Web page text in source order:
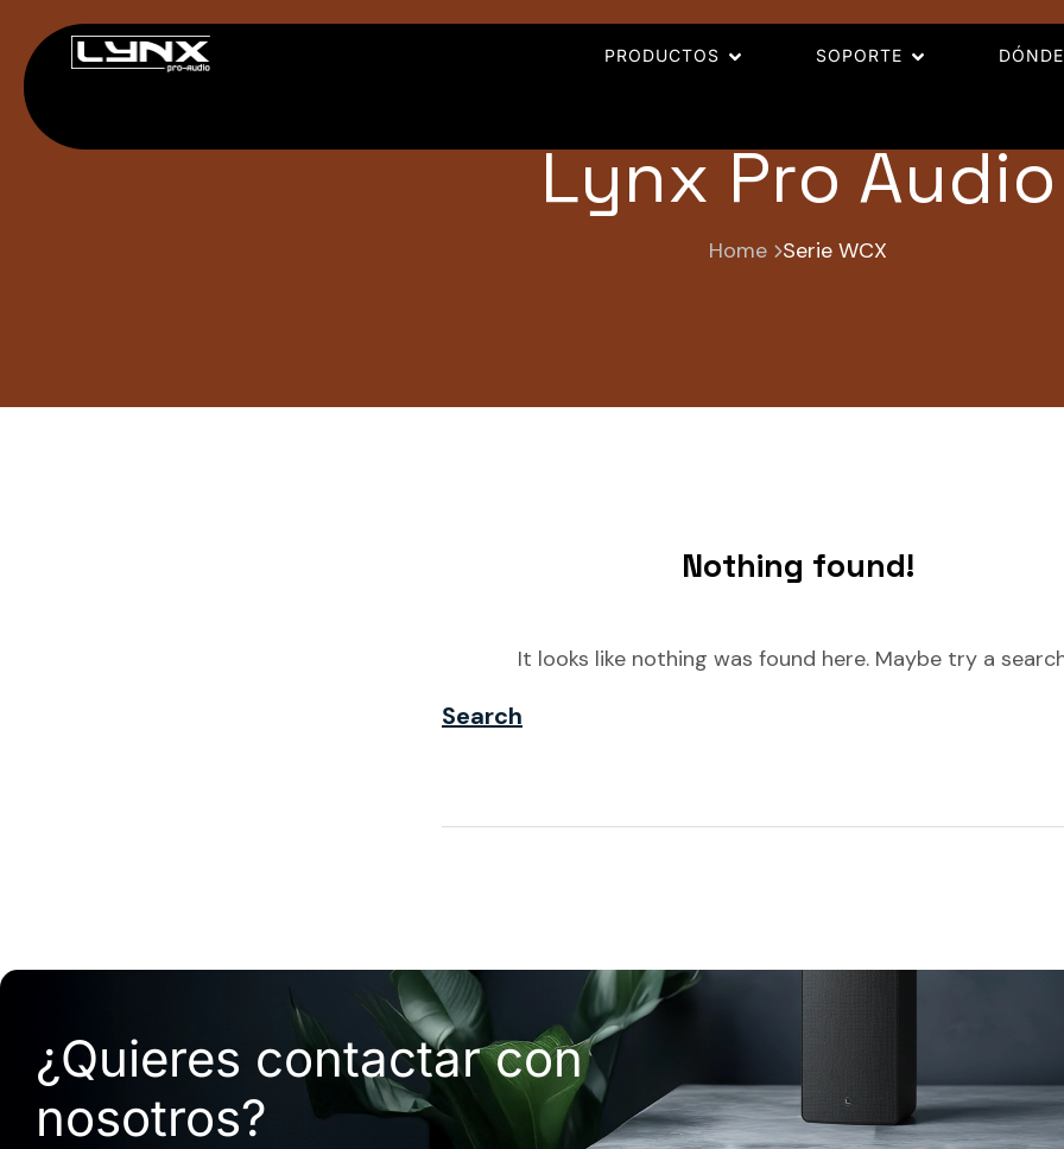
PRODUCTOS SOPORTE
Lynx Pro Audio
Home Serie WCX
Nothing found!
It looks like nothing was found here. Maybe try a
Search
¿Quieres contactar con
nosotros?